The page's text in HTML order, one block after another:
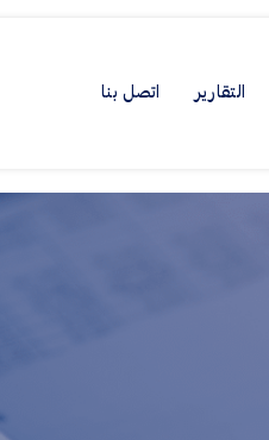
التقارير اتصل بنا